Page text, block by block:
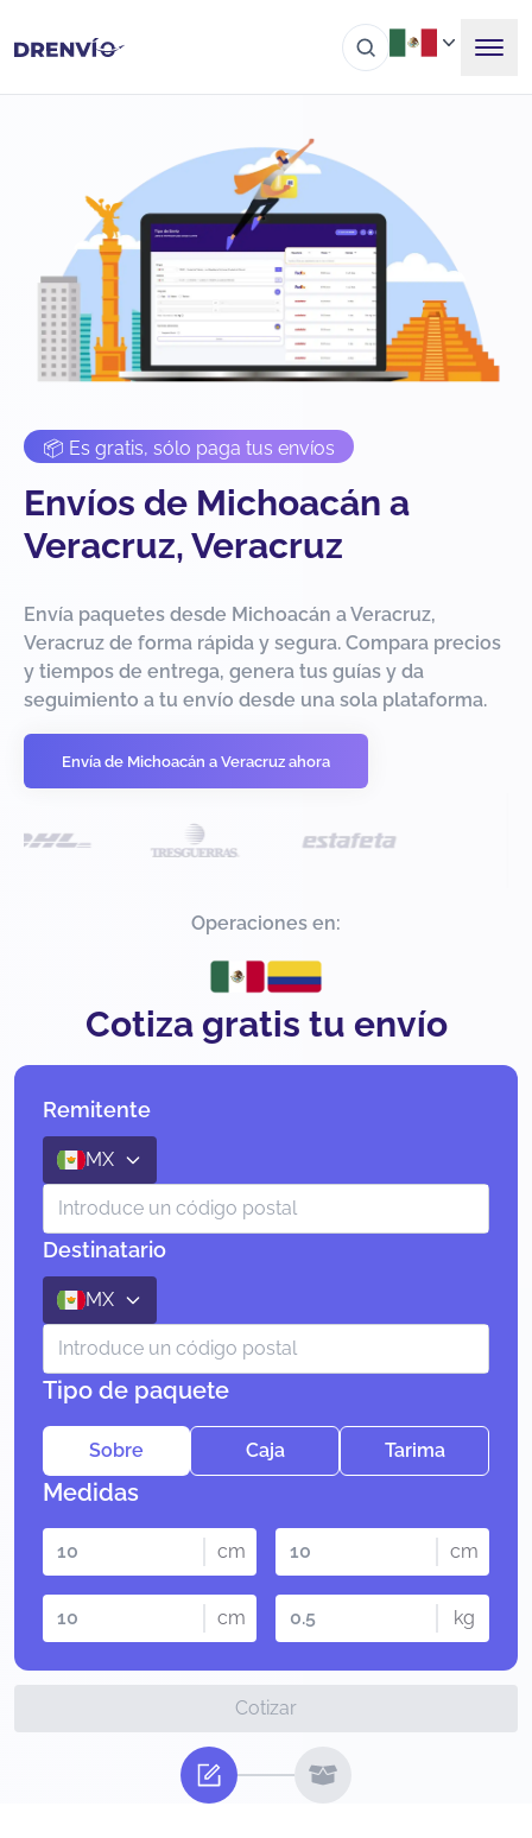
📦 Es gratis, sólo paga tus envíos
Envíos de Michoacán a
Veracruz, Veracruz
Envía paquetes desde Michoacán a Veracruz,
Veracruz de forma rápida y segura. Compara precios
y tiempos de entrega, genera tus guías y da
seguimiento a tu envío desde una sola plataforma.
Envía de Michoacán a Veracruz ahora
Operaciones en:
Cotiza gratis tu envío
Remitente
MX
Destinatario
MX
Tipo de paquete
Sobre Caja Tarima
Medidas
cm cm
cm kg
Cotizar